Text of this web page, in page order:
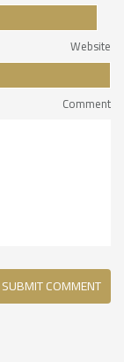
Website
Comment